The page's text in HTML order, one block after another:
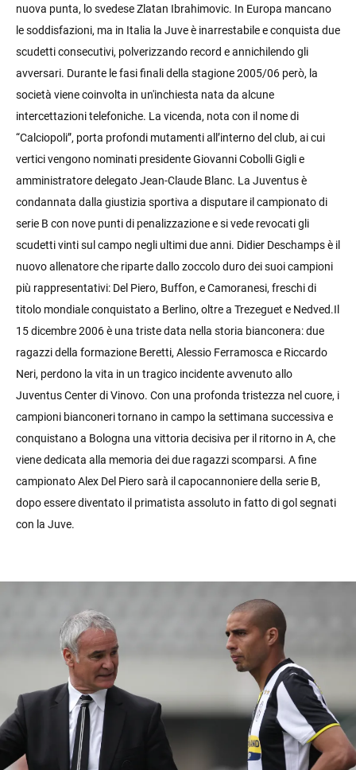
nuova punta, lo svedese Zlatan Ibrahimovic. In Europa mancano
le soddisfazioni, ma in Italia la Juve è inarrestabile e conquista due
scudetti consecutivi, polverizzando record e annichilendo gli
avversari. Durante le fasi finali della stagione 2005/06 però, la
società viene coinvolta in un'inchiesta nata da alcune
intercettazioni telefoniche. La vicenda, nota con il nome di
“Calciopoli”, porta profondi mutamenti all’interno del club, ai cui
vertici vengono nominati presidente Giovanni Cobolli Gigli e
amministratore delegato Jean-Claude Blanc. La Juventus è
condannata dalla giustizia sportiva a disputare il campionato di
serie B con nove punti di penalizzazione e si vede revocati gli
scudetti vinti sul campo negli ultimi due anni. Didier Deschamps è il
nuovo allenatore che riparte dallo zoccolo duro dei suoi campioni
più rappresentativi: Del Piero, Buffon, e Camoranesi, freschi di
titolo mondiale conquistato a Berlino, oltre a Trezeguet e Nedved.Il
15 dicembre 2006 è una triste data nella storia bianconera: due
ragazzi della formazione Beretti, Alessio Ferramosca e Riccardo
Neri, perdono la vita in un tragico incidente avvenuto allo
Juventus Center di Vinovo. Con una profonda tristezza nel cuore, i
campioni bianconeri tornano in campo la settimana successiva e
conquistano a Bologna una vittoria decisiva per il ritorno in A, che
viene dedicata alla memoria dei due ragazzi scomparsi. A fine
campionato Alex Del Piero sarà il capocannoniere della serie B,
dopo essere diventato il primatista assoluto in fatto di gol segnati
con la Juve.